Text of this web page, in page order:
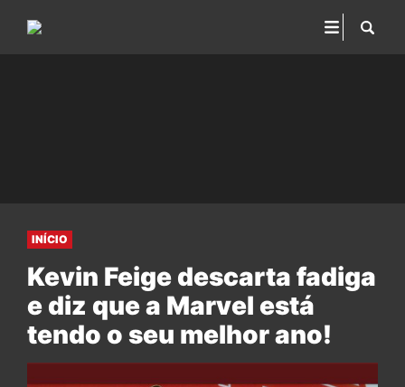
INÍCIO
Kevin Feige descarta fadiga
e diz que a Marvel está
tendo o seu melhor ano!